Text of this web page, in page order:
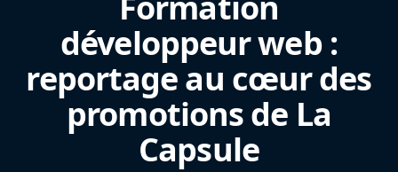
développeur web :
reportage au cœur des
promotions de La
Capsule